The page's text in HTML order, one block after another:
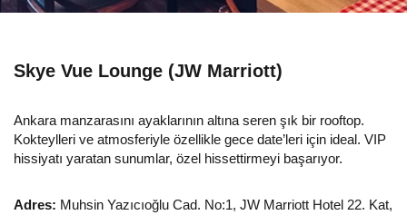
Skye Vue Lounge (JW Marriott)
Ankara manzarasını ayaklarının altına seren şık bir rooftop.
Kokteylleri ve atmosferiyle özellikle gece date’leri için ideal. VIP
hissiyatı yaratan sunumlar, özel hissettirmeyi başarıyor.
Adres: Muhsin Yazıcıoğlu Cad. No:1, JW Marriott Hotel 22. Kat,